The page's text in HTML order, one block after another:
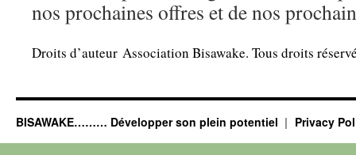
nos prochaines offres et de nos
Droits d’auteur Association Bisawake. Tous droits
BISAWAKE……… Développer son plein potentiel Privacy